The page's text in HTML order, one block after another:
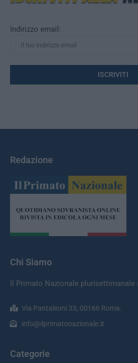
Indirizzo email:
Redazione
Chi Siamo
Il Primato Nazionale
Via Pantaleoni 33, 00166 Roma.
info@ilprimatonazionale.it
Categorie